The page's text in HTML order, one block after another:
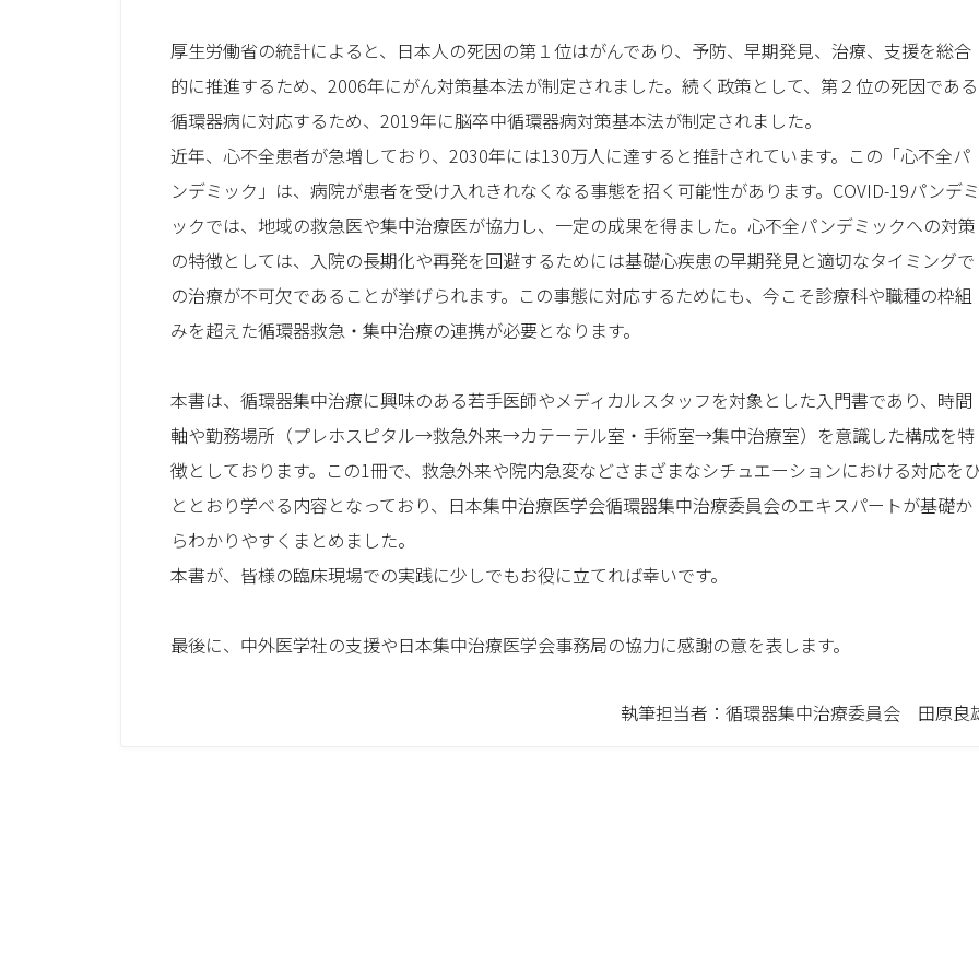
厚生労働省の統計によると、日本人の死因の第１位はがんであり、予防、早期発見、治療、支援を総合
的に推進するため、2006年にがん対策基本法が制定されました。続く政策として、第２位の死因である
循環器病に対応するため、2019年に脳卒中循環器病対策基本法が制定されました。
近年、心不全患者が急増しており、2030年には130万人に達すると推計されています。この「心不全パ
ンデミック」は、病院が患者を受け入れきれなくなる事態を招く可能性があります。COVID-19パンデミ
ックでは、地域の救急医や集中治療医が協力し、一定の成果を得ました。心不全パンデミックへの対策
の特徴としては、入院の長期化や再発を回避するためには基礎心疾患の早期発見と適切なタイミングで
の治療が不可欠であることが挙げられます。この事態に対応するためにも、今こそ診療科や職種の枠組
みを超えた循環器救急・集中治療の連携が必要となります。
本書は、循環器集中治療に興味のある若手医師やメディカルスタッフを対象とした入門書であり、時間
軸や勤務場所（プレホスピタル→救急外来→カテーテル室・手術室→集中治療室）を意識した構成を特
徴としております。この1冊で、救急外来や院内急変などさまざまなシチュエーションにおける対応を
ととおり学べる内容となっており、日本集中治療医学会循環器集中治療委員会のエキスパートが基礎か
らわかりやすくまとめました。
本書が、皆様の臨床現場での実践に少しでもお役に立てれば幸いです。
最後に、中外医学社の支援や日本集中治療医学会事務局の協力に感謝の意を表します。
執筆担当者：循環器集中治療委員会 田原良